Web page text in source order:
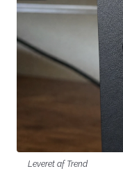
Leveret af Trend